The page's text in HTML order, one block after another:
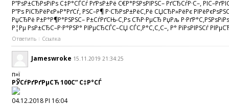
Р”РѕР±СЂРѕРіРѕ С‡Р°СЃСѓ РґРѕР±Рё С€Р°РЅРѕРІРЅС– РґСЂСѓР·С–,
Р”Рѕ РїСЂРёРєР»Р°РґСѓ, РЅС–Р¶ Р·СЂРѕР±РёС‚Рё СЏСЂР»РёРє
РџСЂРё Р±Р°Р¶Р°РЅРЅС– Р±СѓРґСЊ-С‚Рѕ СЋР·РµСЂ РџРљ
Р¦Рµ РѕР±СЂС–Р·Р°РЅР° РІРµСЂСЃС–СЏ СЃС‚Р°С‚С‚С–, Р° РїРѕРІРЅСѓ
Ответить Ссылка
Jameswroke 15.11.2019 21:34:25
п»ї
РЎСѓРґРґРµСЋ 100С” С‡Р°СЃ
04.12.2018 РІ 16:04